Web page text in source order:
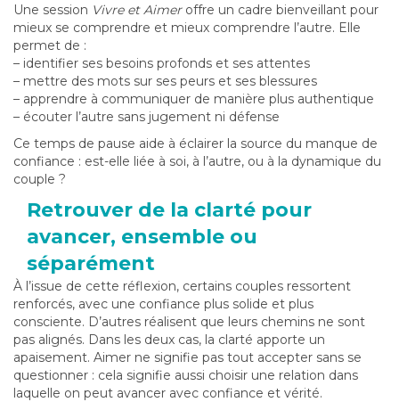
Une session Vivre et Aimeroffre un cadre bienveillant pour
mieux se comprendre et mieux comprendre l’autre. Elle
permet de :
– identifier ses besoins profonds et ses attentes
– mettre des mots sur ses peurs et ses blessures
– apprendre à communiquer de manière plus authentique
– écouter l’autre sans jugement ni défense
Ce temps de pause aide à éclairer la source du manque de
confiance : est-elle liée à soi, à l’autre, ou à la dynamique du
couple ?
Retrouver de la clarté pour
avancer, ensemble ou
séparément
À l’issue de cette réflexion, certains couples ressortent
renforcés, avec une confiance plus solide et plus
consciente. D’autres réalisent que leurs chemins ne sont
pas alignés. Dans les deux cas, la clarté apporte un
apaisement. Aimer ne signifie pas tout accepter sans se
questionner : cela signifie aussi choisir une relation dans
laquelle on peut avancer avec confiance et vérité.